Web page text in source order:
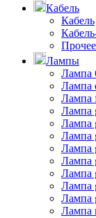
Кабель
Кабель
Лампы
Лампа
Лампа
Лампа
Лампа
Лампа
Лампа
Лампа
Лампа
Лампа
Лампа
Лампа
Лампа